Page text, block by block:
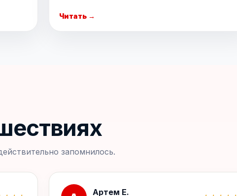
Читать →
запомнилось.
Артем Е.